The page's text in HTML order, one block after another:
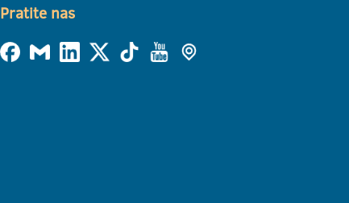
Pratite nas